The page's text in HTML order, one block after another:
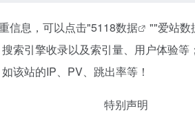
信息，可以点击"5118数据 ""爱站数
索引擎收录以及索引量、用户体验
该站的IP、PV、跳出率等！
特别声明